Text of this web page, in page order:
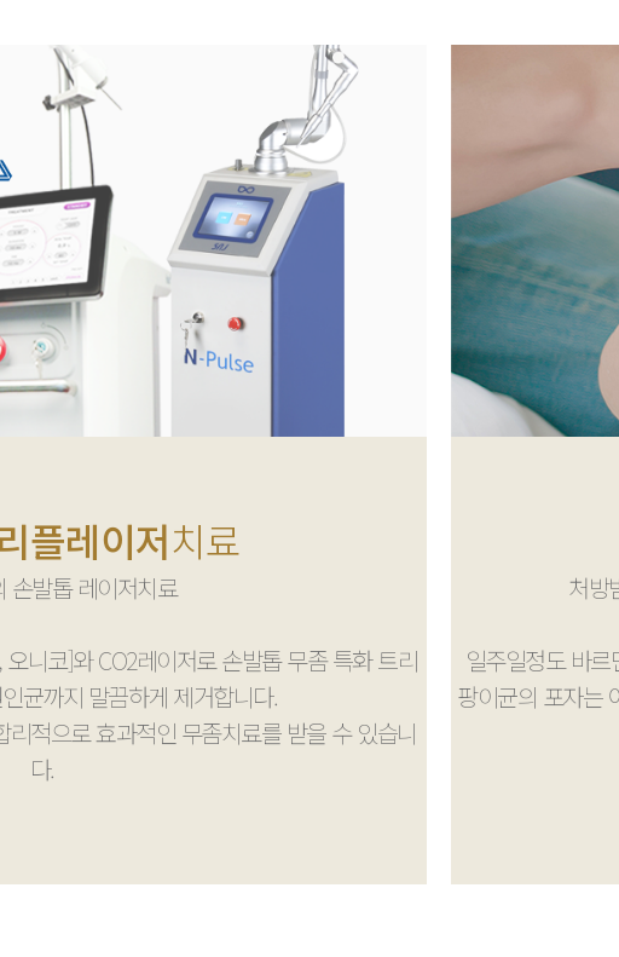
플레이저치료
손발톱 레이저치료
니코]와 CO2레이저로손발톱 무좀 특화 트리
균까지 말끔하게 제거합니다.
적으로 효과적인 무좀치료를 받을 수 있습니
다.
처방
일주일정도 바
팡이균의 포자는